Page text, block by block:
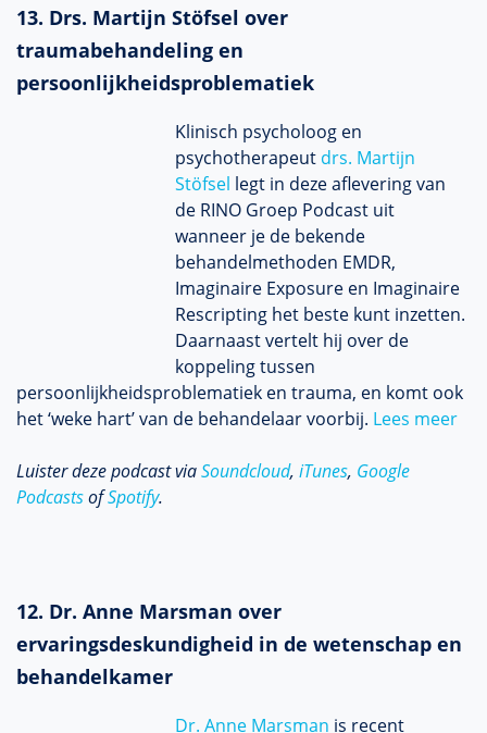
13. Drs. Martijn Stöfsel over
traumabehandeling en
persoonlijkheidsproblematiek
Klinisch psycholoog en
psychotherapeut drs. Martijn
Stöfsel legt in deze aflevering van
de RINO Groep Podcast uit
wanneer je de bekende
behandelmethoden EMDR,
Imaginaire Exposure en Imaginaire
Rescripting het beste kunt inzetten.
Daarnaast vertelt hij over de
koppeling tussen
persoonlijkheidsproblematiek en trauma, en komt ook
het ‘weke hart’ van de behandelaar voorbij. Lees meer
Luister deze podcast viaSoundcloud, iTunes, Google
PodcastsofSpotify.
12. Dr. Anne Marsman over
ervaringsdeskundigheid in de wetenschap en
behandelkamer
Dr. Anne Marsman is recent